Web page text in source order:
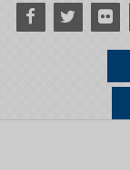
Facebook
Twitter Flickr